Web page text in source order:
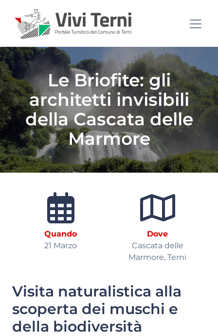
Le Briofite: gli
architetti invisibili
della Cascata delle
Marmore
Quando
21 Marzo
Dove
Cascata delle
Marmore, Terni
Visita naturalistica alla
scoperta dei muschi e
della biodiversità